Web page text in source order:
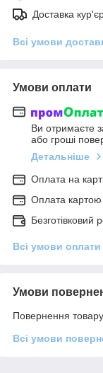
Доставка
Всі умови
Умови оплати
Ви отримаєте
або гроші
Детальніше
Оплата на
Оплата
Всі умови оплати
Умови
Повернення
Всі умови